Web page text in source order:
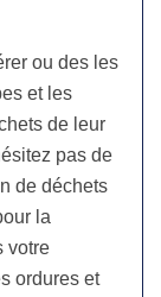
ou des les
et les
de leur
pas de
de déchets
la
votre
ordures et